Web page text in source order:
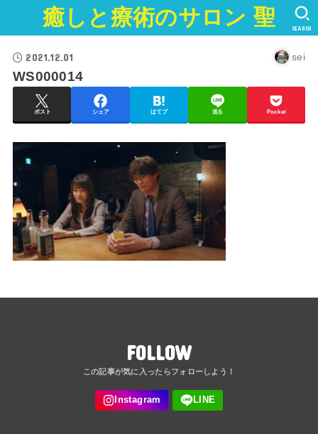
癒しと療術のサロン 聖 SEARCH
2021.12.01 sei
WS000014
ポスト シェア はてブ 送る Pocket
FOLLOW